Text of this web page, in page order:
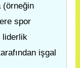
(örneğin
spor
liderlik
işgal